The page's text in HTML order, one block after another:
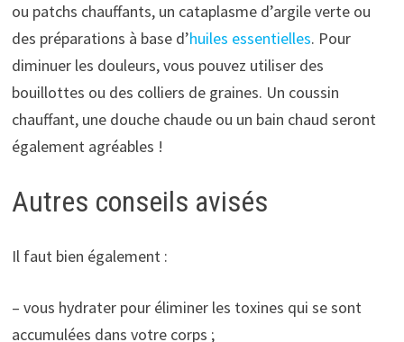
ou patchs chauffants, un cataplasme d’argile verte ou
des préparations à base d’huiles essentielles. Pour
diminuer les douleurs, vous pouvez utiliser des
bouillottes ou des colliers de graines. Un coussin
chauffant, une douche chaude ou un bain chaud seront
également agréables !
Autres conseils avisés
Il faut bien également :
– vous hydrater pour éliminer les toxines qui se sont
accumulées dans votre corps ;